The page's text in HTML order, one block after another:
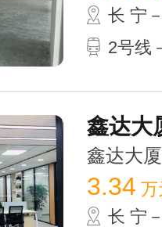
长 宁
2号线
鑫达大
鑫达大
3.34 万
长 宁